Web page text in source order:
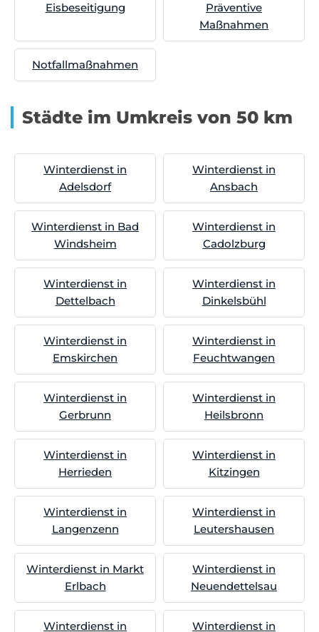
Eisbeseitigung
Präventive
Maßnahmen
Notfallmaßnahmen
Städte im Umkreis von 50 km
Winterdienst in
Adelsdorf
Winterdienst in
Ansbach
Winterdienst in Bad
Windsheim
Winterdienst in
Cadolzburg
Winterdienst in
Dettelbach
Winterdienst in
Dinkelsbühl
Winterdienst in
Emskirchen
Winterdienst in
Feuchtwangen
Winterdienst in
Gerbrunn
Winterdienst in
Heilsbronn
Winterdienst in
Herrieden
Winterdienst in
Kitzingen
Winterdienst in
Langenzenn
Winterdienst in
Leutershausen
Winterdienst in Markt
Erlbach
Winterdienst in
Neuendettelsau
Winterdienst in
Winterdienst in